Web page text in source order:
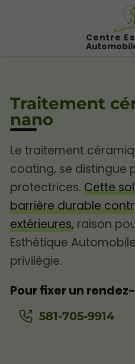
Centre
Traitement
nano
Le traitement
coating, se distingue
protectrices. Cette
barrière durable
extérieures, raison
Esthétique
privilégie.
Pour fixer un
581-705-9914